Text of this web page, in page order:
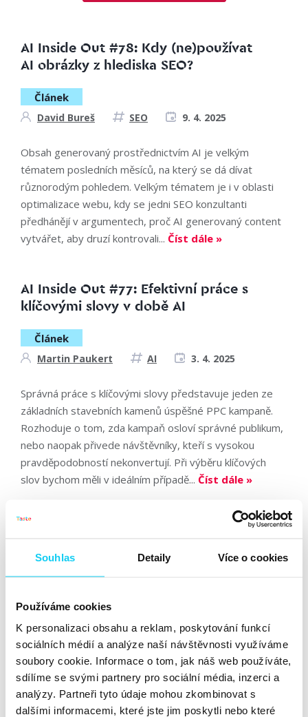
Souhlas Detaily Více o cookies
Používáme cookies
K personalizaci obsahu a reklam, poskytování funkcí
sociálních médií a analýze naší návštěvnosti využíváme
soubory cookie. Informace o tom, jak náš web používáte,
sdílíme se svými partnery pro sociální média, inzerci a
analýzy. Partneři tyto údaje mohou zkombinovat s
dalšími informacemi, které jste jim poskytli nebo které
AI Inside Out #78: Kdy (ne)používat
AI obrázky z hlediska SEO?
Článek
David Bureš SEO 9. 4. 2025
Obsah generovaný prostřednictvím AI je velkým
tématem posledních měsíců, na který se dá dívat
různorodým pohledem. Velkým tématem je i v oblasti
optimalizace webu, kdy se jedni SEO konzultanti
předhánějí v argumentech, proč AI generovaný content
vytvářet, aby druzí kontrovali... Číst dále »
AI Inside Out #77: Efektivní práce s
klíčovými slovy v době AI
Článek
Martin Paukert AI 3. 4. 2025
Správná práce s klíčovými slovy představuje jeden ze
základních stavebních kamenů úspěšné PPC kampaně.
Rozhoduje o tom, zda kampaň osloví správné publikum,
nebo naopak přivede návštěvníky, kteří s vysokou
pravděpodobností nekonvertují. Při výběru klíčových
slov bychom měli v ideálním případě... Číst dále »
Reportáž
inspirovat na konferenci digitálního umění Mouvo. Ta to
akce každoročně představuje novinky a projekty z
oblasti motion designu, grafického designu, ilustrace a
obecně kreativních technologií. Letošní ročník byl navíc
jubilejní...Číst dále »